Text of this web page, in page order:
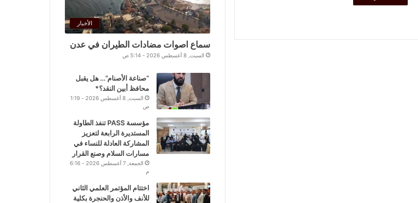
الأخبار
سماع اصوات مضادات الطيران في عدن
السبت, 8 أغسطس 2026 - 5:14 ص
“صناعة الأصنام”… هل يقبل
محافظ أبين النقد؟*
السبت, 8 أغسطس 2026 - 1:19
ص
مؤسسة PASS تنفذ الطاولة
المستديرة الرابعة لتعزيز
المشاركة العادلة للنساء في
مسارات السلام وصنع القرار
الجمعة, 7 أغسطس 2026 - 6:16
م
اختتام المؤتمر العلمي الثاني
للأنف والأذن والحنجرة بكلية